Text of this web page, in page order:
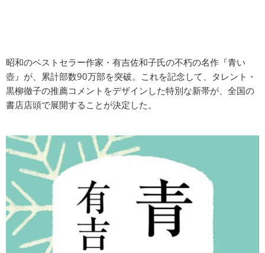
昭和のベストセラー作家・有吉佐和子氏の不朽の名作『青い
壺』が、累計部数90万部を突破。これを記念して、タレント・
黒柳徹子の推薦コメントをデザインした特別な新帯が、全国の
書店店頭で展開することが決定した。